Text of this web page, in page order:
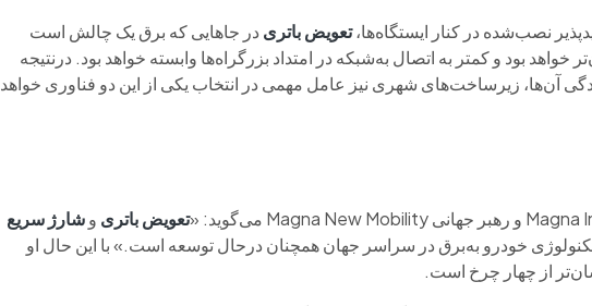
نصب‌شده در کنار ایستگاه‌ها،تعویض باتری در جاهایی که برق یک چالش است
بود و کمتر به اتصال به‌شبکه در امتداد بزرگراه‌ها وابسته خواهد بود. درنتیجه
آن‌ها، زیرساخت‌های شهری نیز عامل مهمی در انتخاب یکی از این دو فناوری خواهد
تعویض باتری وشارژ سریع
خودرو به‌برق در سراسر جهان همچنان درحال توسعه است.» با این حال او
از چهار چرخ است.